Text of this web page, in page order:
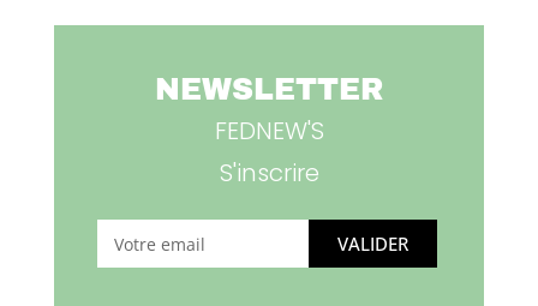
NEWSLETTER
FEDNEW'S
S'inscrire
VALIDER